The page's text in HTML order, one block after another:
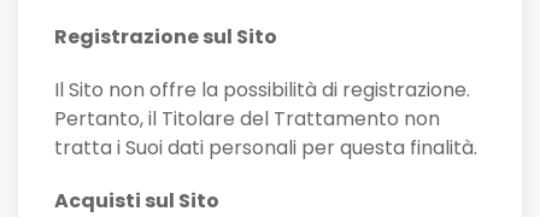
Registrazione sul Sito
Il Sito non offre la possibilità di registrazione.
Pertanto, il Titolare del Trattamento non
tratta i Suoi dati personali per questa finalità.
Acquisti sul Sito